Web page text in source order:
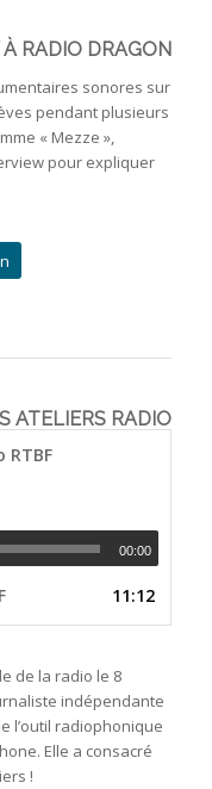
À RADIO DRAGON
sonores sur
pendant plusieurs
« Mezze »,
pour expliquer
ATELIERS RADIO
00:00
11:12
de la radio le 8
indépendante
l’outil radiophonique
Elle a consacré
!